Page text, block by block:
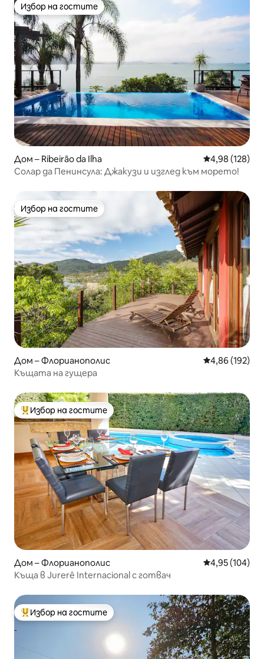
Избор на гостите
Избор на гостите
Дом – Ribeirão da Ilha Средна
4,98 (128)
Солар да Пенинсула: Джакузи и изглед към морето!
Избор на гостите
Избор на гостите
Дом – Флорианополис Средна
4,86 (192)
Къщата на гущера
Най-популярен избор на гостите
Избор на гостите
Дом – Флорианополис Средна
4,95 (104)
Къща в Jurerê Internacional с готвач
Най-популярен избор на гостите
Избор на гостите